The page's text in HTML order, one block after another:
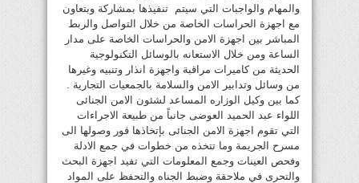
والمهام والواجبات التي سيتم تنفيذها بمشاركة وبتعاون
مع اجهزة الحراسات الخاصة من خلال التواصل والربط
المباشر بين اجهزة الامن والحراسات الخاصة على مدار
الساعة ومن خلال الاستعانه بالوسائل التكنولوجية
الحديثة من كاميرات مراقبة واجهزة انذار وتنبيه وغيرها
من وسائل وتدابير الامن والسلامة بالجمعيات التجارية .
كما بين وكيل الوزاره المساعد لشئون الامن الجنائى
اللواء عبد الحميد العوضى جانباً من طبيعة الاجراءات
التي تقوم اجهزة الامن الجنائى بإتخاذها فور وصولها الى
مسرح الجريمة وما تتخذه من خطوات في جمع الادلة
وفحص العينات وجمع المعلومات التي تفيد اجهزة البحث
والتحرى في ملاحقة وضبط الجناه والتحفظ على المواد